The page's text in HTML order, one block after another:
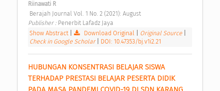
Riinawati R
Berajah Journal Vol. 1 No. 2 (2021): August
Publisher : Penerbit Lafadz Jaya
Show Abstract| Download Original Original Source
Check in Google Scholar
DOI: 10.47353/bj.v1i2.21
HUBUNGAN KONSENTRASI BELAJAR SISWA
TERHADAP PRESTASI BELAJAR PESERTA DIDIK